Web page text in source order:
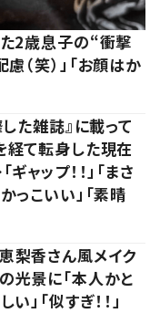
2歳息子の“衝撃
笑）」「お顔はか
た雑誌』に載って
経て転身した現在
ャップ！！」「まさ
っこいい」「素晴
梨香さん風メイク
景に「本人かと
」「似すぎ！！」